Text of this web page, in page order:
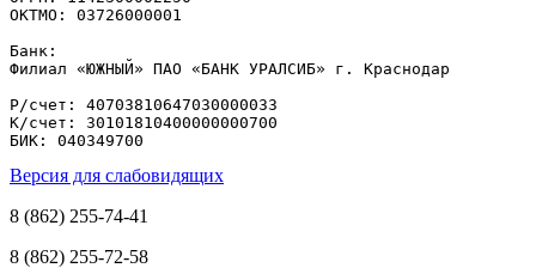
ОКТМО: 03726000001
Банк:
Филиал «ЮЖНЫЙ» ПАО «БАНК УРАЛСИБ» г. Краснодар
Р/счет: 40703810647030000033
К/счет: 30101810400000000700
БИК: 040349700
Версия для слабовидящих
8 (862) 255-74-41
8 (862) 255-72-58